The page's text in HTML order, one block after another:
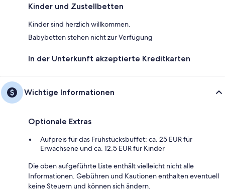
Kinder und Zustellbetten
Kinder sind herzlich willkommen.
Babybetten stehen nicht zur Verfügung
In der Unterkunft akzeptierte Kreditkarten
Wichtige Informationen
Optionale Extras
Aufpreis für das Frühstücksbuffet: ca. 25 EUR für
Erwachsene und ca. 12.5 EUR für Kinder
Die oben aufgeführte Liste enthält vielleicht nicht alle
Informationen. Gebühren und Kautionen enthalten eventuell
keine Steuern und können sich ändern.